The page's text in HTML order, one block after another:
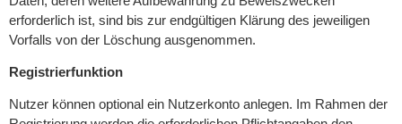
erforderlich ist, sind bis zur endgültigen Klärung des jeweiligen
Vorfalls von der Löschung ausgenommen.
Registrierfunktion
Nutzer können optional ein Nutzerkonto anlegen. Im Rahmen der